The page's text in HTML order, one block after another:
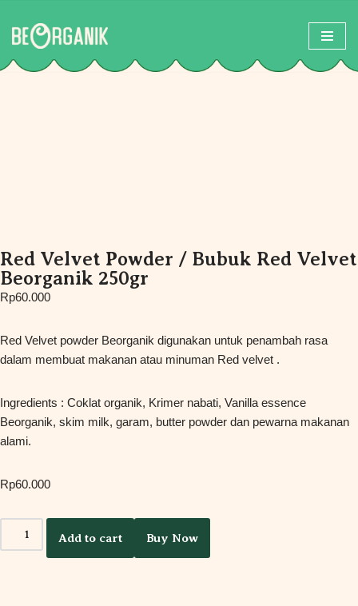
Skip
to
Red Velvet Powder / Bubuk Red Velvet
Beorganik 250gr
Rp60.000
Red Velvet powder Beorganik digunakan untuk penambah rasa
dalam membuat makanan atau minuman Red velvet .
Ingredients : Coklat organik, Krimer nabati, Vanilla essence
Beorganik, skim milk, garam, butter powder dan pewarna makanan
alami.
Rp60.000
Add to cart Buy Now